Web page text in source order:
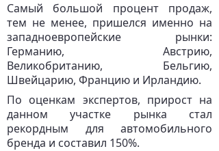
Самый большой процент продаж,
тем не менее, пришелся именно на
западноевропейские рынки:
Германию, Австрию,
Великобританию, Бельгию,
Швейцарию, Францию и Ирландию.
По оценкам экспертов, прирост на
данном участке рынка стал
рекордным для автомобильного
бренда и составил 150%.